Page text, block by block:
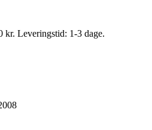
kr. Leveringstid: 1-3 dage.